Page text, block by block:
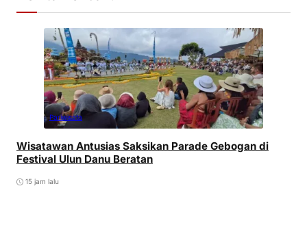
Pariwisata
Wisatawan Antusias Saksikan Parade Gebogan di
Festival Ulun Danu Beratan
15 jam lalu